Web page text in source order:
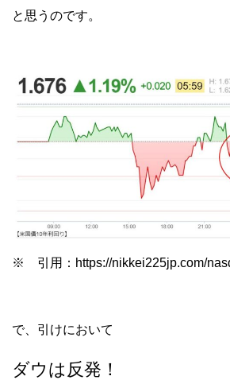
と思うのです。
※ 引用：https://nikkei225jp.com/
で、引けにおいて
ダウは反発！